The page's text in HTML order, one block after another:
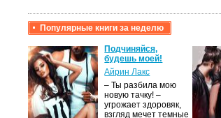
Популярные книги за неделю
Подчиняйся,
будешь моей!
Айрин Лакс
– Ты разбила мою
новую тачку! –
угрожает здоровяк,
взгляд мечет темные